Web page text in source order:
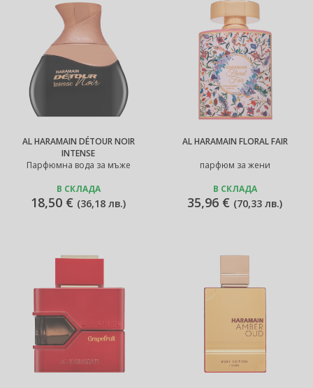
AL HARAMAIN DÉTOUR NOIR
INTENSE
Парфюмна вода за мъже
В СКЛАДА
18,50 € (36,18 лв.)
AL HARAMAIN FLORAL FAIR
парфюм за жени
В СКЛАДА
35,96 € (70,33 лв.)